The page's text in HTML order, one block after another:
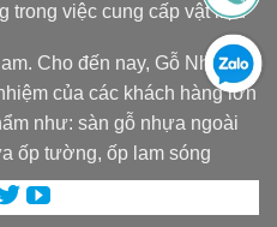
trong việc cung cấp vật liệu
Cho đến nay, Gỗ Nhựa
của các khách hàng lớn
như: sàn gỗ nhựa ngoài
ốp tường, ốp lam sóng